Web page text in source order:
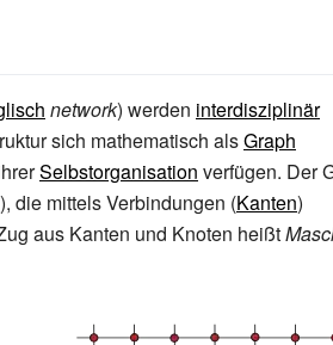
network) werden interdisziplinär
sich mathematisch alsGraph
Selbstorganisation verfügen. Der
), die mittels Verbindungen (Kanten)
aus Kanten und Knoten heißt